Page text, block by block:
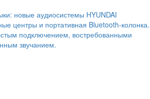
новые аудиосистемы HYUNDAI
центры и портативная Bluetooth-колонка.
подключением, востребованными
звучанием.